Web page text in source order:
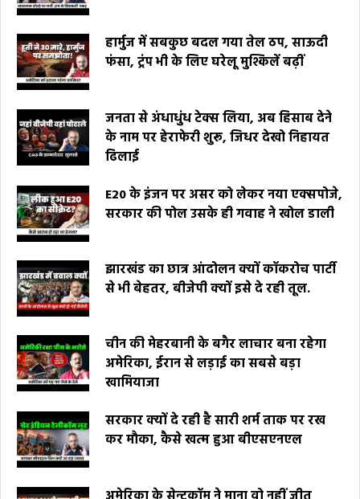
हार्मुज में सबकुछ बदल गया तेल ठप, साऊदी
फंसा, ट्रंप भी के लिए घरेलू मुश्किलें बढ़ीं
जनता से अंधाधुंध टेक्स लिया, अब हिसाब देने
के नाम पर हेराफेरी शुरू, जिधर देखो निहायत
ढिलाई
E20 के इंजन पर असर को लेकर नया एक्सपोजे,
सरकार की पोल उसके ही गवाह ने खोल डाली
झारखंड का छात्र आंदोलन क्यों कॉकरोच पार्टी
से भी बेहतर, बीजेपी क्यों इसे दे रही तूल.
चीन की मेहरबानी के बगैर लाचार बना रहेगा
अमेरिका, ईरान से लड़ाई का सबसे बड़ा
खामियाजा
सरकार क्यों दे रही है सारी शर्म ताक पर रख
कर मौका, कैसे खत्म हुआ बीएसएनएल